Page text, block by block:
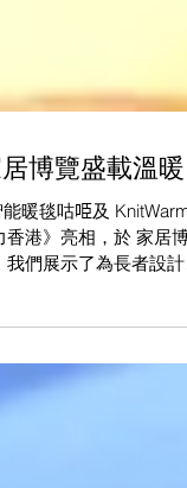
博覽盛載溫暖
暖毯咕𠱸及 KnitWarm
港》亮相，於 家居博
聯繫。我們期待未來
展覽 #長者生活